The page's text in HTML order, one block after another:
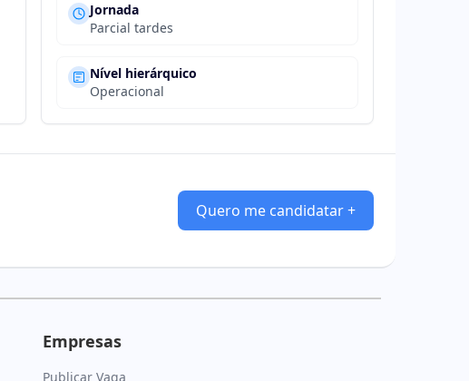
Jornada
Parcial tardes
Nível hierárquico
Operacional
Quero me candidatar +
Empresas
Publicar Vaga